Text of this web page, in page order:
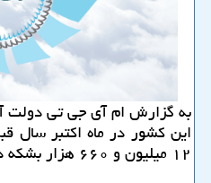
به گزارش ام آی جی تی دولت
این كشور در ماه اكتبر سال
۱۲ میلیون و ۶۶۰ هزار بشكه در روز رسید.